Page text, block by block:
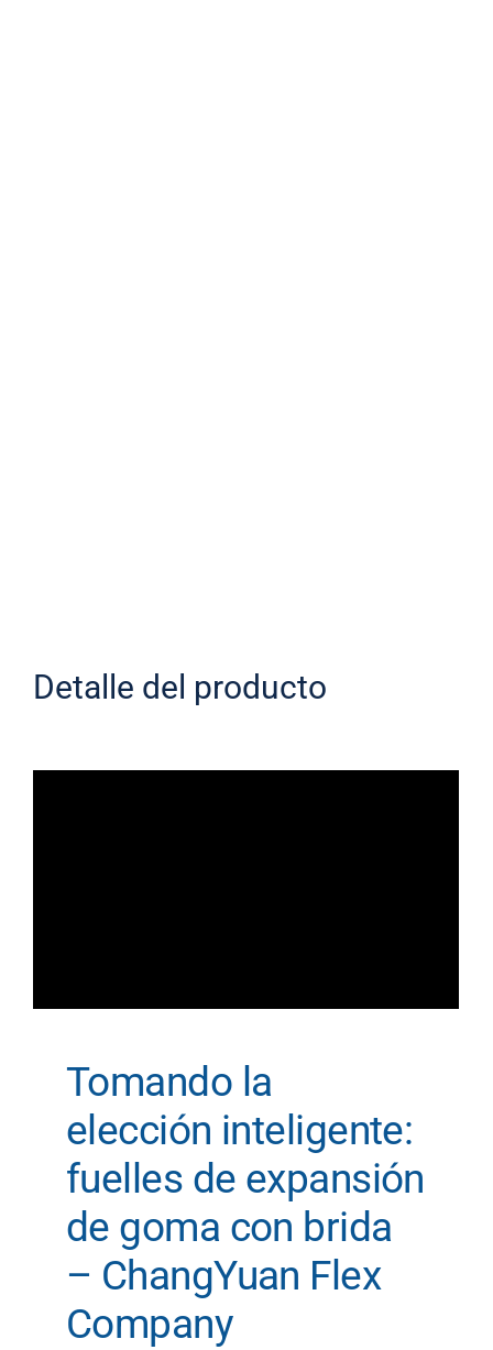
Detalle del producto
Tomando la
elección inteligente:
fuelles de expansión
de goma con brida
– ChangYuan Flex
Company